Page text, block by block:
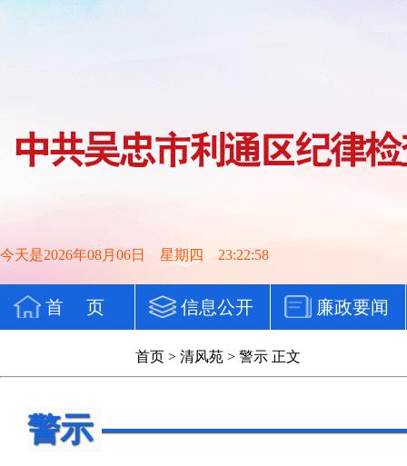
今天是2026年08月06日 星期四 23:23:00
首 页 信息公开 廉政要闻
首页 > 清风苑 > 警示 正文
警示